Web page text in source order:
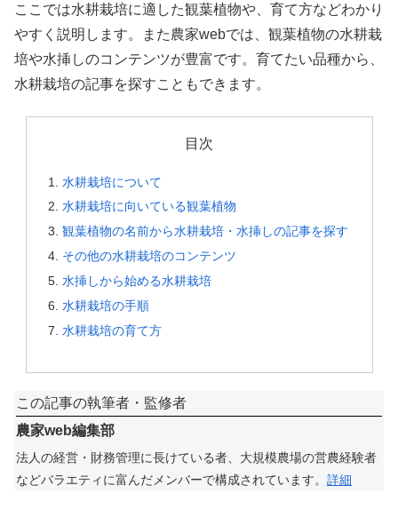
ここでは水耕栽培に適した観葉植物や、育て方などわかり
やすく説明します。また農家webでは、観葉植物の水耕栽
培や水挿しのコンテンツが豊富です。育てたい品種から、
水耕栽培の記事を探すこともできます。
目次
水耕栽培について
水耕栽培に向いている観葉植物
観葉植物の名前から水耕栽培・水挿しの記事を探す
その他の水耕栽培のコンテンツ
水挿しから始める水耕栽培
水耕栽培の手順
水耕栽培の育て方
この記事の執筆者・監修者
農家web編集部
法人の経営・財務管理に長けている者、大規模農場の営農経験者
などバラエティに富んだメンバーで構成されています。 詳細